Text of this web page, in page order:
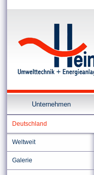
Unternehmen
Deutschland
Weltweit
Galerie